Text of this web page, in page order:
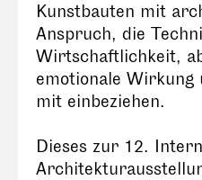
Kunstbauten mit
Anspruch, die
Wirtschaftlichkeit,
emotionale Wirkung
mit einbeziehen.
Dieses zur 12.